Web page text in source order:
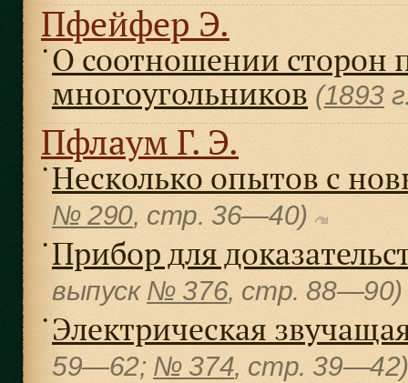
Пфейфер Э.
● О соотношении сторон
многоугольников (1893
Пфлаум Г. Э.
● Несколько опытов с
№ 290, cтр. 36—40)
● Прибор для
выпуск № 376, cтр.
● Электрическая
59—62; № 374, cтр.